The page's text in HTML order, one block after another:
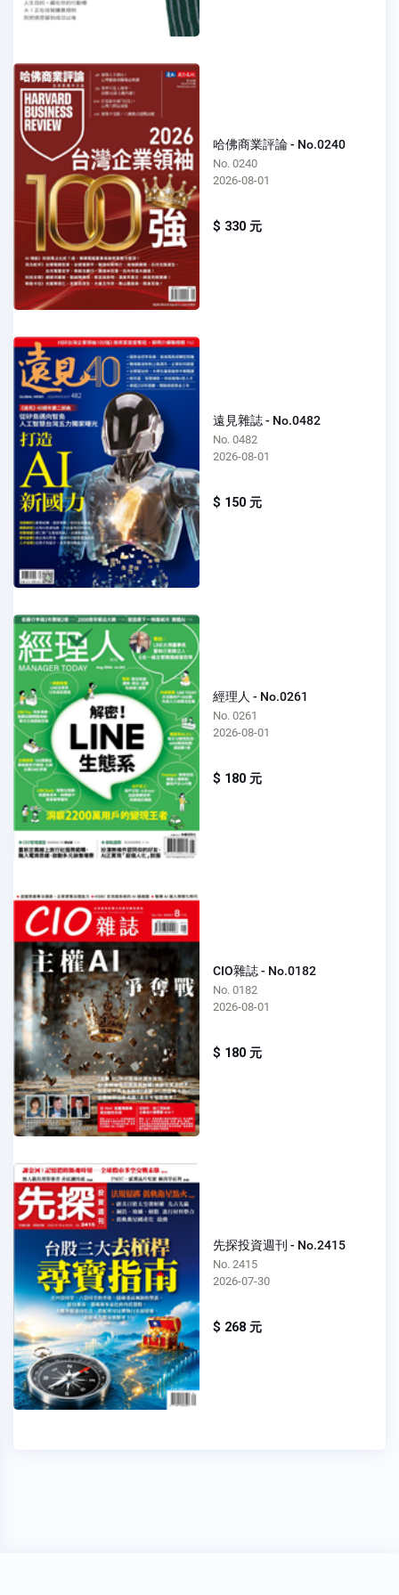
哈佛商業評論 - No.0240
No. 0240
2026-08-01
$ 330 元
遠見雜誌 - No.0482
No. 0482
2026-08-01
$ 150 元
經理人 - No.0261
No. 0261
2026-08-01
$ 180 元
CIO雜誌 - No.0182
No. 0182
2026-08-01
$ 180 元
先探投資週刊 - No.2415
No. 2415
2026-07-30
$ 268 元